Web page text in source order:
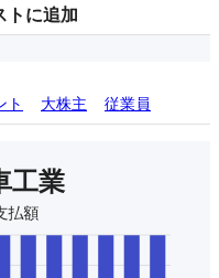
トに追加
ト 大株主 従業員